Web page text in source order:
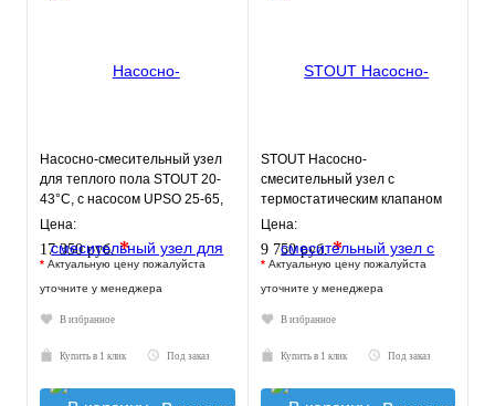
Насосно-смесительный узел
для теплого пола STOUT 20-
43°C, с насосом UPSO 25-65,
130 mm
Цена:
17 350 руб.*
* Актуальную цену пожалуйста
уточните у менеджера
В избранное
Купить в 1 клик Под заказ
STOUT Насосно-
смесительный узел с
термостатическим клапаном
20-43°C и
жидкокристаллическим
термомет
Цена:
9 750 руб.*
* Актуальную цену пожалуйста
уточните у менеджера
В избранное
Купить в 1 клик Под заказ